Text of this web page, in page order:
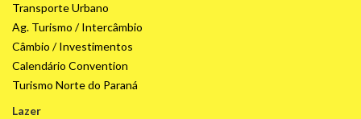
Transporte Urbano
Ag. Turismo / Intercâmbio
Câmbio / Investimentos
Calendário Convention
Turismo Norte do Paraná
Lazer